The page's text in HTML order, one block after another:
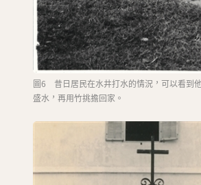
圖6 昔日居民在水井打水的情況，可以看到
盛水，再用竹挑擔回家。